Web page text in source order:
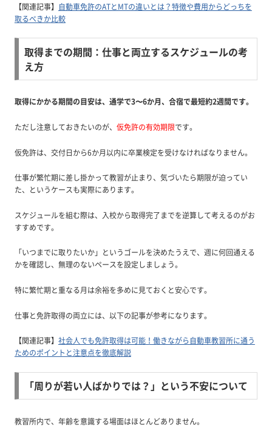
【関連記事】 自動車免許のATとMTの違いとは？特徴や費用からどっちを
取るべきか比較
取得までの期間：仕事と両立するスケジュールの考
え方
取得にかかる期間の目安は、通学で3〜6か月、合宿で最短約2週間です。
ただし注意しておきたいのが、 仮免許の有効期限です。
仮免許は、交付日から6か月以内に卒業検定を受けなければなりません。
仕事が繁忙期に差し掛かって教習が止まり、気づいたら期限が迫ってい
た、というケースも実際にあります。
スケジュールを組む際は、入校から取得完了までを逆算して考えるのがお
すすめです。
「いつまでに取りたいか」というゴールを決めたうえで、週に何回通える
かを確認し、無理のないペースを設定しましょう。
特に繁忙期と重なる月は余裕を多めに見ておくと安心です。
仕事と免許取得の両立には、以下の記事が参考になります。
【関連記事】 社会人でも免許取得は可能！働きながら自動車教習所に通う
ためのポイントと注意点を徹底解説
「周りが若い人ばかりでは？」という不安について
教習所内で、年齢を意識する場面はほとんどありません。